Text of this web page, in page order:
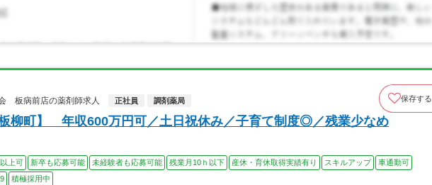
板病前店の薬剤師求人
正社員 調剤薬局 保存する
板柳町】 年収600万円可／土日祝休み／子育て制度◎／残業少なめ
上可 新卒も応募可能 未経験者も応募可能 残業月10ｈ以下 産休・育休取得実績有り スキルアップ
車通勤可
積極採用中